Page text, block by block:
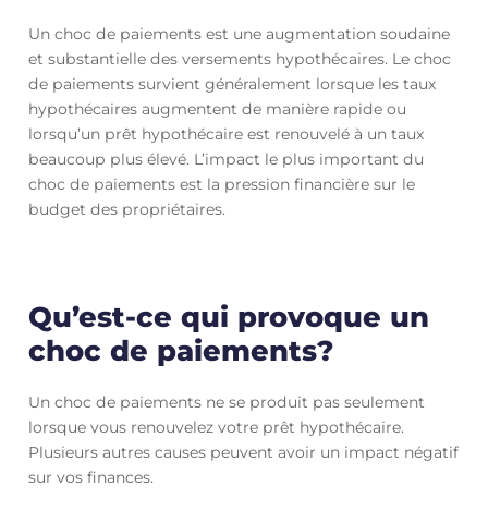
Un choc de paiements est une augmentation soudaine
et substantielle des versements hypothécaires. Le choc
de paiements survient généralement lorsque les taux
hypothécaires augmentent de manière rapide ou
lorsqu’un prêt hypothécaire est renouvelé à un taux
beaucoup plus élevé. L’impact le plus important du
choc de paiements est la pression financière sur le
budget des propriétaires.
Qu’est-ce qui provoque un
choc de paiements?
Un choc de paiements ne se produit pas seulement
lorsque vous renouvelez votre prêt hypothécaire.
Plusieurs autres causes peuvent avoir un impact négatif
sur vos finances.